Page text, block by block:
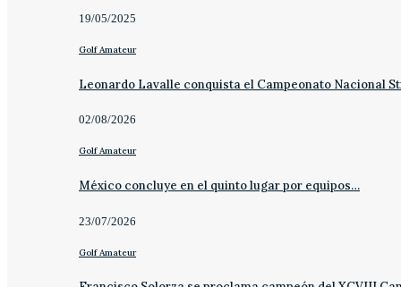
19/05/2025
Golf Amateur
Leonardo Lavalle conquista el Campeonato Nacional
02/08/2026
Golf Amateur
México concluye en el quinto lugar por equipos…
23/07/2026
Golf Amateur